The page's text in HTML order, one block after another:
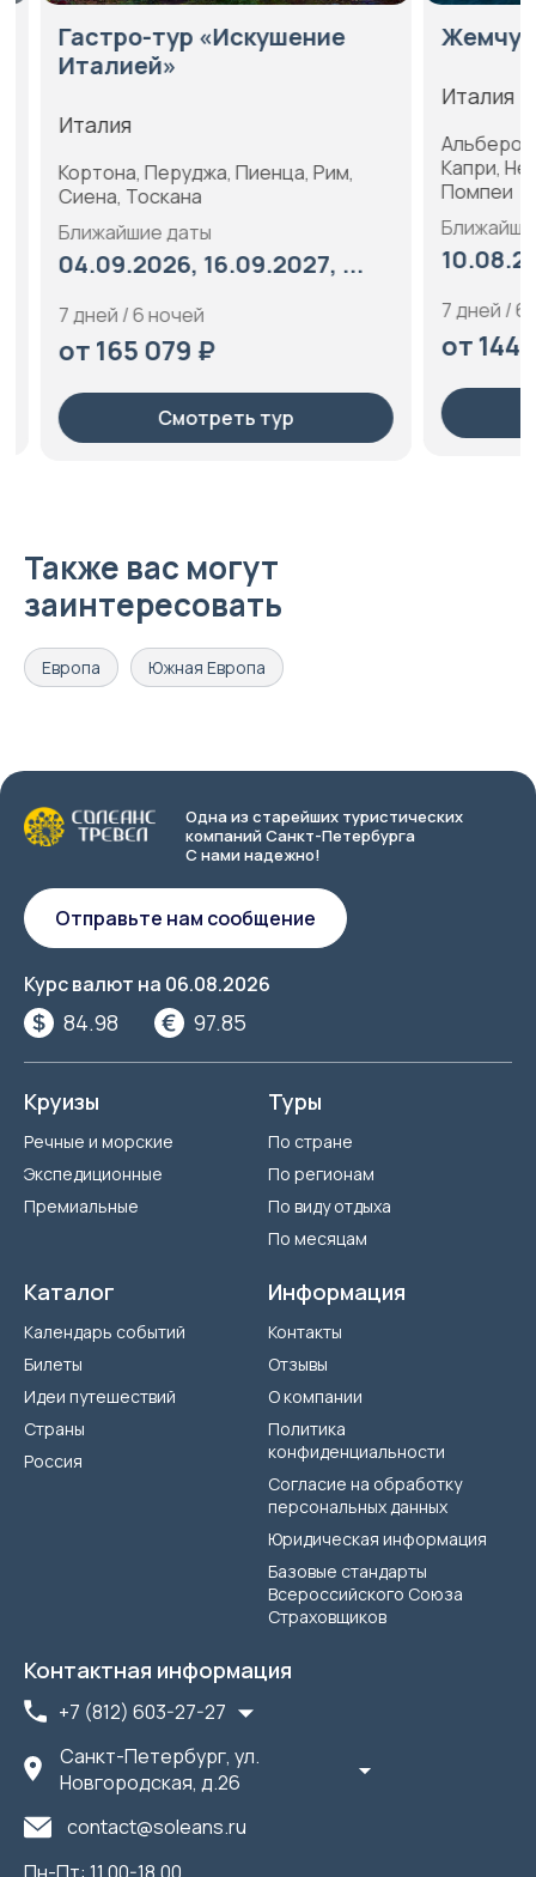
Гастро-тур «Искушение
Италией»
Италия
Кортона, Перуджа, Пиенца, Рим,
Сиена, Тоскана
Ближайшие даты
04.09.2026, 16.09.2027, ...
7 дней / 6 ночей
от 165 079 ₽
Смотреть тур
Италия
Капри,
Помпеи
Ближайшие
7 дней / 6
от 144
Также вас могут
заинтересовать
Европа Южная Европа
Одна из старейших туристических
компаний Санкт-Петербурга
С нами надежно!
Курс валют на 06.08.2026
84.98 97.85
Отправьте нам сообщение
Круизы
Речные и морские
Экспедиционные
Премиальные
Туры
По стране
По регионам
По виду отдыха
По месяцам
Каталог
Календарь событий
Билеты
Идеи путешествий
Страны
Россия
Информация
Контакты
Отзывы
О компании
Политика
конфиденциальности
Согласие на обработку
персональных данных
Юридическая информация
Базовые стандарты
Всероссийского Союза
Страховщиков
Контактная информация
+7 (812) 603-27-27
Санкт-Петербург, ул.
Новгородская, д.26
contact@soleans.ru
Пн-Пт: 11.00-18.00